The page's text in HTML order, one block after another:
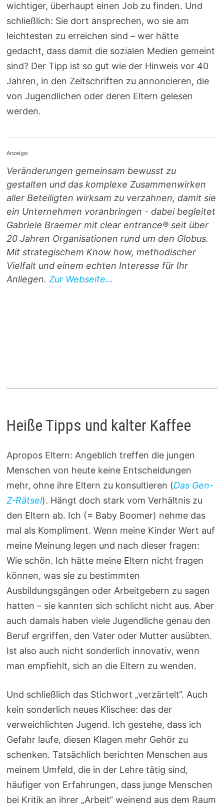
wichtiger, überhaupt einen Job zu finden. Und
schließlich: Sie dort ansprechen, wo sie am
leichtesten zu erreichen sind – wer hätte
gedacht, dass damit die sozialen Medien gemeint
sind? Der Tipp ist so gut wie der Hinweis vor 40
Jahren, in den Zeitschriften zu annoncieren, die
von Jugendlichen oder deren Eltern gelesen
werden.
Anzeige:
Veränderungen gemeinsam bewusst zu
gestalten und das komplexe Zusammenwirken
aller Beteiligten wirksam zu verzahnen, damit sie
ein Unternehmen voranbringen - dabei begleitet
Gabriele Braemer mit clear entrance® seit über
20 Jahren Organisationen rund um den Globus.
Mit strategischem Know how, methodischer
Vielfalt und einem echten Interesse für Ihr
Anliegen.Zur Webseite...
Heiße Tipps und kalter Kaffee
Apropos Eltern: Angeblich treffen die jungen
Menschen von heute keine Entscheidungen
mehr, ohne ihre Eltern zu konsultieren (Das Gen-
Z-Rätsel). Hängt doch stark vom Verhältnis zu
den Eltern ab. Ich (= Baby Boomer) nehme das
mal als Kompliment. Wenn meine Kinder Wert auf
meine Meinung legen und nach dieser fragen:
Wie schön. Ich hätte meine Eltern nicht fragen
können, was sie zu bestimmten
Ausbildungsgängen oder Arbeitgebern zu sagen
hatten – sie kannten sich schlicht nicht aus. Aber
auch damals haben viele Jugendliche genau den
Beruf ergriffen, den Vater oder Mutter ausübten.
Ist also auch nicht sonderlich innovativ, wenn
man empfiehlt, sich an die Eltern zu wenden.
Und schließlich das Stichwort „verzärtelt“. Auch
kein sonderlich neues Klischee: das der
verweichlichten Jugend. Ich gestehe, dass ich
Gefahr laufe, diesen Klagen mehr Gehör zu
schenken. Tatsächlich berichten Menschen aus
meinem Umfeld, die in der Lehre tätig sind,
häufiger von Erfahrungen, dass junge Menschen
bei Kritik an ihrer „Arbeit“ weinend aus dem Raum